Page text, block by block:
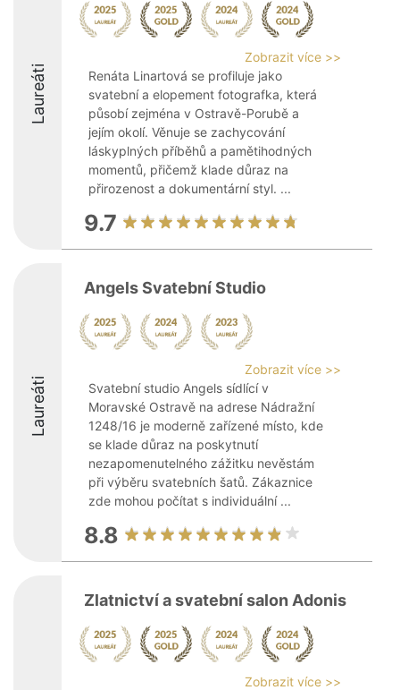
Laureáti
Zobrazit více >>
Renáta Linartová se profiluje jako
svatební a elopement fotografka, která
působí zejména v Ostravě-Porubě a
jejím okolí. Věnuje se zachycování
láskyplných příběhů a pamětihodných
momentů, přičemž klade důraz na
přirozenost a dokumentární styl. ...
9.7
Laureáti
Angels Svatební Studio
Zobrazit více >>
Svatební studio Angels sídlící v
Moravské Ostravě na adrese Nádražní
1248/16 je moderně zařízené místo, kde
se klade důraz na poskytnutí
nezapomenutelného zážitku nevěstám
při výběru svatebních šatů. Zákaznice
zde mohou počítat s individuální ...
8.8
Zlatnictví a svatební salon Adonis
Zobrazit více >>